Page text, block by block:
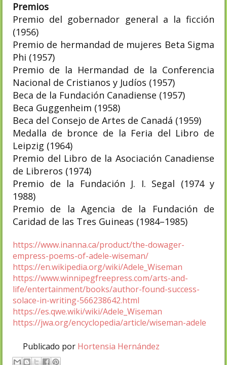
Premios
Premio del gobernador general a la ficción
(1956)
Premio de hermandad de mujeres Beta Sigma
Phi (1957)
Premio de la Hermandad de la Conferencia
Nacional de Cristianos y Judíos (1957)
Beca de la Fundación Canadiense (1957)
Beca Guggenheim (1958)
Beca del Consejo de Artes de Canadá (1959)
Medalla de bronce de la Feria del Libro de
Leipzig (1964)
Premio del Libro de la Asociación Canadiense
de Libreros (1974)
Premio de la Fundación J. I. Segal (1974 y
1988)
Premio de la Agencia de la Fundación de
Caridad de las Tres Guineas (1984–1985)
https://www.inanna.ca/product/the-dowager-
empress-poems-of-adele-wiseman/
https://en.wikipedia.org/wiki/Adele_Wiseman
https://www.winnipegfreepress.com/arts-and-
life/entertainment/books/author-found-success-
solace-in-writing-566238642.html
https://es.qwe.wiki/wiki/Adele_Wiseman
https://jwa.org/encyclopedia/article/wiseman-adele
Publicado por Hortensia Hernández